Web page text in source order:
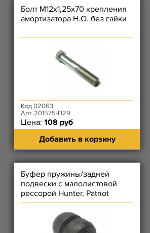
Болт М12х1,25х70 крепления
амортизатора Н.О. без гайки
Код 02063
Арт. 201575-П29
Цена: 108 руб
Добавить в корзину
Буфер пружины/задней
подвески с малолистовой
рессорой Hunter, Patriot